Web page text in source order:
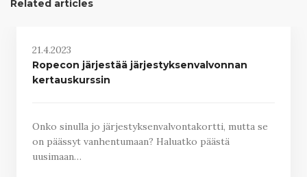
Related articles
21.4.2023
Ropecon järjestää järjestyksenvalvonnan
kertauskurssin
Onko sinulla jo järjestyksenvalvontakortti, mutta se
on päässyt vanhentumaan? Haluatko päästä
uusimaan…